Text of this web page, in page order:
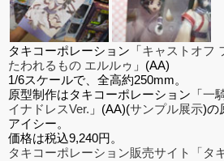
タキコーポレーション「キャストオフ
たわれるもの エルルゥ 」(AA)
1/6スケールで、全高約250mm。
原型制作はタキコーポレーション「一
イナドレスVer. 」(AA)(サンプル展示)の
アイシー。
価格は税込9,240円。
タキコーポレーション販売サイト「タ